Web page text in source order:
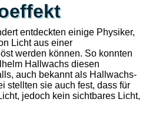
entdeckten einige Physiker,
Licht aus einer
werden können. So konnten
Hallwachs diesen
auch bekannt als Hallwachs-
stellten sie auch fest, dass für
jedoch kein sichtbares Licht,